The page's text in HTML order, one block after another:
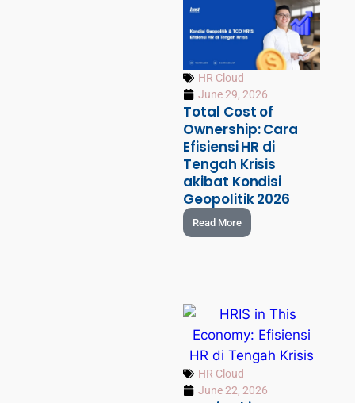
HR Cloud
June 29, 2026
Total Cost of
Ownership: Cara
Efisiensi HR di
Tengah Krisis
akibat Kondisi
Geopolitik 2026
Read More
HR Cloud
June 22, 2026